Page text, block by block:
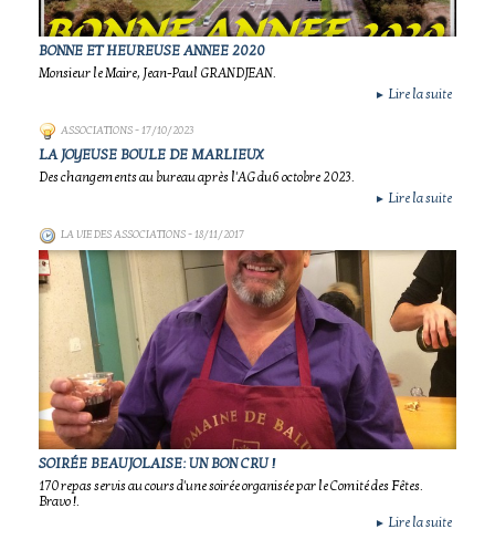
BONNE ET HEUREUSE ANNEE 2020
Monsieur le Maire, Jean-Paul GRANDJEAN.
► Lire la suite
ASSOCIATIONS- 17/10/2023
LA JOYEUSE BOULE DE MARLIEUX
Des changements au bureau après l'AG du6 octobre 2023.
► Lire la suite
LA VIE DES ASSOCIATIONS- 18/11/2017
SOIRÉE BEAUJOLAISE: UN BON CRU !
170 repas servis au cours d'une soirée organisée par le Comité des Fêtes.
Bravo !.
► Lire la suite